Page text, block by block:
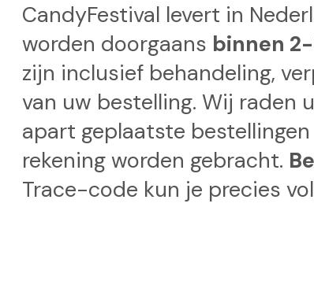
CandyFestival levert in
worden doorgaans binnen
zijn inclusief behandeling,
van uw bestelling. Wij raden
apart geplaatste
rekening worden gebracht.
Trace-code kun je precies